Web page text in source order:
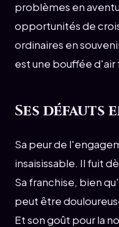
problèmes en
opportunités de
ordinaires en
est une bouffée
Ses défauts
Sa peur de
insaisissable. Il fuit
Sa franchise, bien
peut être
Et son goût pour la